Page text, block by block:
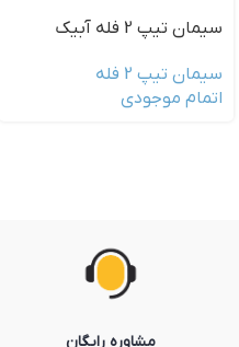
سیمان تیپ 2 فله آبیک
سیمان تیپ 2 فله
اتمام موجودی
مشاوره رایگان